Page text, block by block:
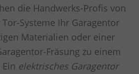
die Handwerks-Profis von
Systeme Ihr Garagentor
Materialien oder einer
Fräsung zu einem
elektrisches Garagentor